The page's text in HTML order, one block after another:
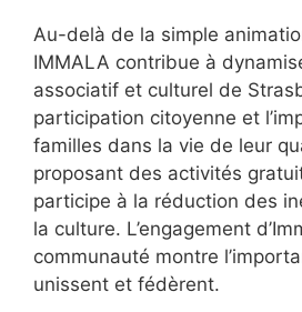
Au-delà de la simple
IMMALA contribue à
associatif et culturel de
participation citoyenne et
familles dans la vie de leur
proposant des activités
participe à la réduction des
la culture. L’engagement
communauté montre
unissent et fédèrent.